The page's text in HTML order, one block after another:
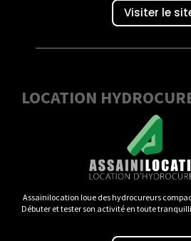
Visiter le
LOCATION
Assainilocation loue des hydrocureurs
Débuter et tester son activité en toute